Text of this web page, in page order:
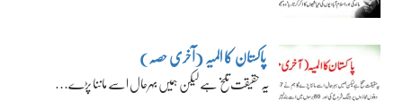
پاکستان کا المیہ (آخری حصہ)
یہ حقیقت تلخ ہے لیکن ہمیں بہرحال اسے ماننا پڑے…